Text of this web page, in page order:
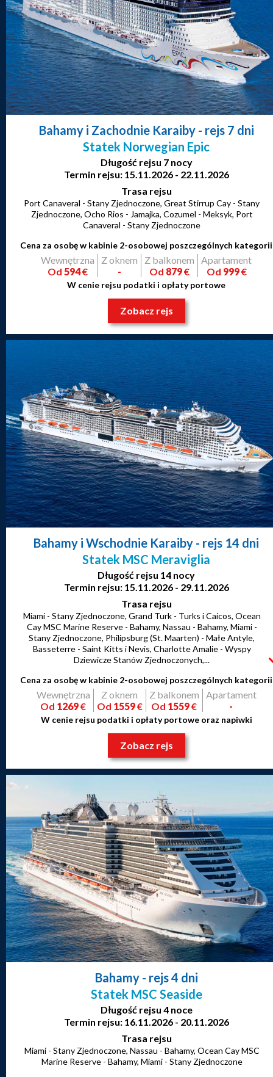
Bahamy i Zachodnie Karaiby- rejs 7 dni
Statek Norwegian Epic
Długość rejsu 7 nocy
Termin rejsu: 15.11.2026 - 22.11.2026
Trasa rejsu
Port Canaveral - Stany Zjednoczone, Great Stirrup Cay - Stany
Zjednoczone, Ocho Rios - Jamajka, Cozumel - Meksyk, Port
Canaveral - Stany Zjednoczone
Cena za osobę w kabinie 2-osobowej poszczególnych kategorii
Wewnętrzna
Od 594€
Z oknem
-
Z balkonem
Od 879€
Apartament
Od 999€
W cenie rejsu podatki i opłaty portowe
Zobacz rejs
Bahamy i Wschodnie Karaiby - rejs 14 dni
Statek MSC Meraviglia
Długość rejsu 14 nocy
Termin rejsu: 15.11.2026 - 29.11.2026
Trasa rejsu
Miami - Stany Zjednoczone, Grand Turk - Turks i Caicos, Ocean
Cay MSC Marine Reserve - Bahamy, Nassau - Bahamy, Miami -
Stany Zjednoczone, Philipsburg (St. Maarten) - Małe Antyle,
Basseterre - Saint Kitts i Nevis, Charlotte Amalie - Wyspy
Dziewicze Stanów Zjednoczonych,...
Cena za osobę w kabinie 2-osobowej poszczególnych kategorii
Wewnętrzna
Od 1269€
Z oknem
Od 1559€
Z balkonem
Od 1559€
Apartament
-
W cenie rejsu podatki i opłaty portowe oraz napiwki
Zobacz rejs
Bahamy- rejs 4 dni
Statek MSC Seaside
Długość rejsu 4 noce
Termin rejsu: 16.11.2026 - 20.11.2026
Trasa rejsu
Miami - Stany Zjednoczone, Nassau - Bahamy, Ocean Cay MSC
Marine Reserve - Bahamy, Miami - Stany Zjednoczone